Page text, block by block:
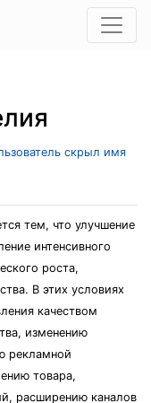
скрыл имя
тем, что улучшение
интенсивного
роста,
В этих условиях
качеством
изменению
рекламной
товара,
расширению каналов